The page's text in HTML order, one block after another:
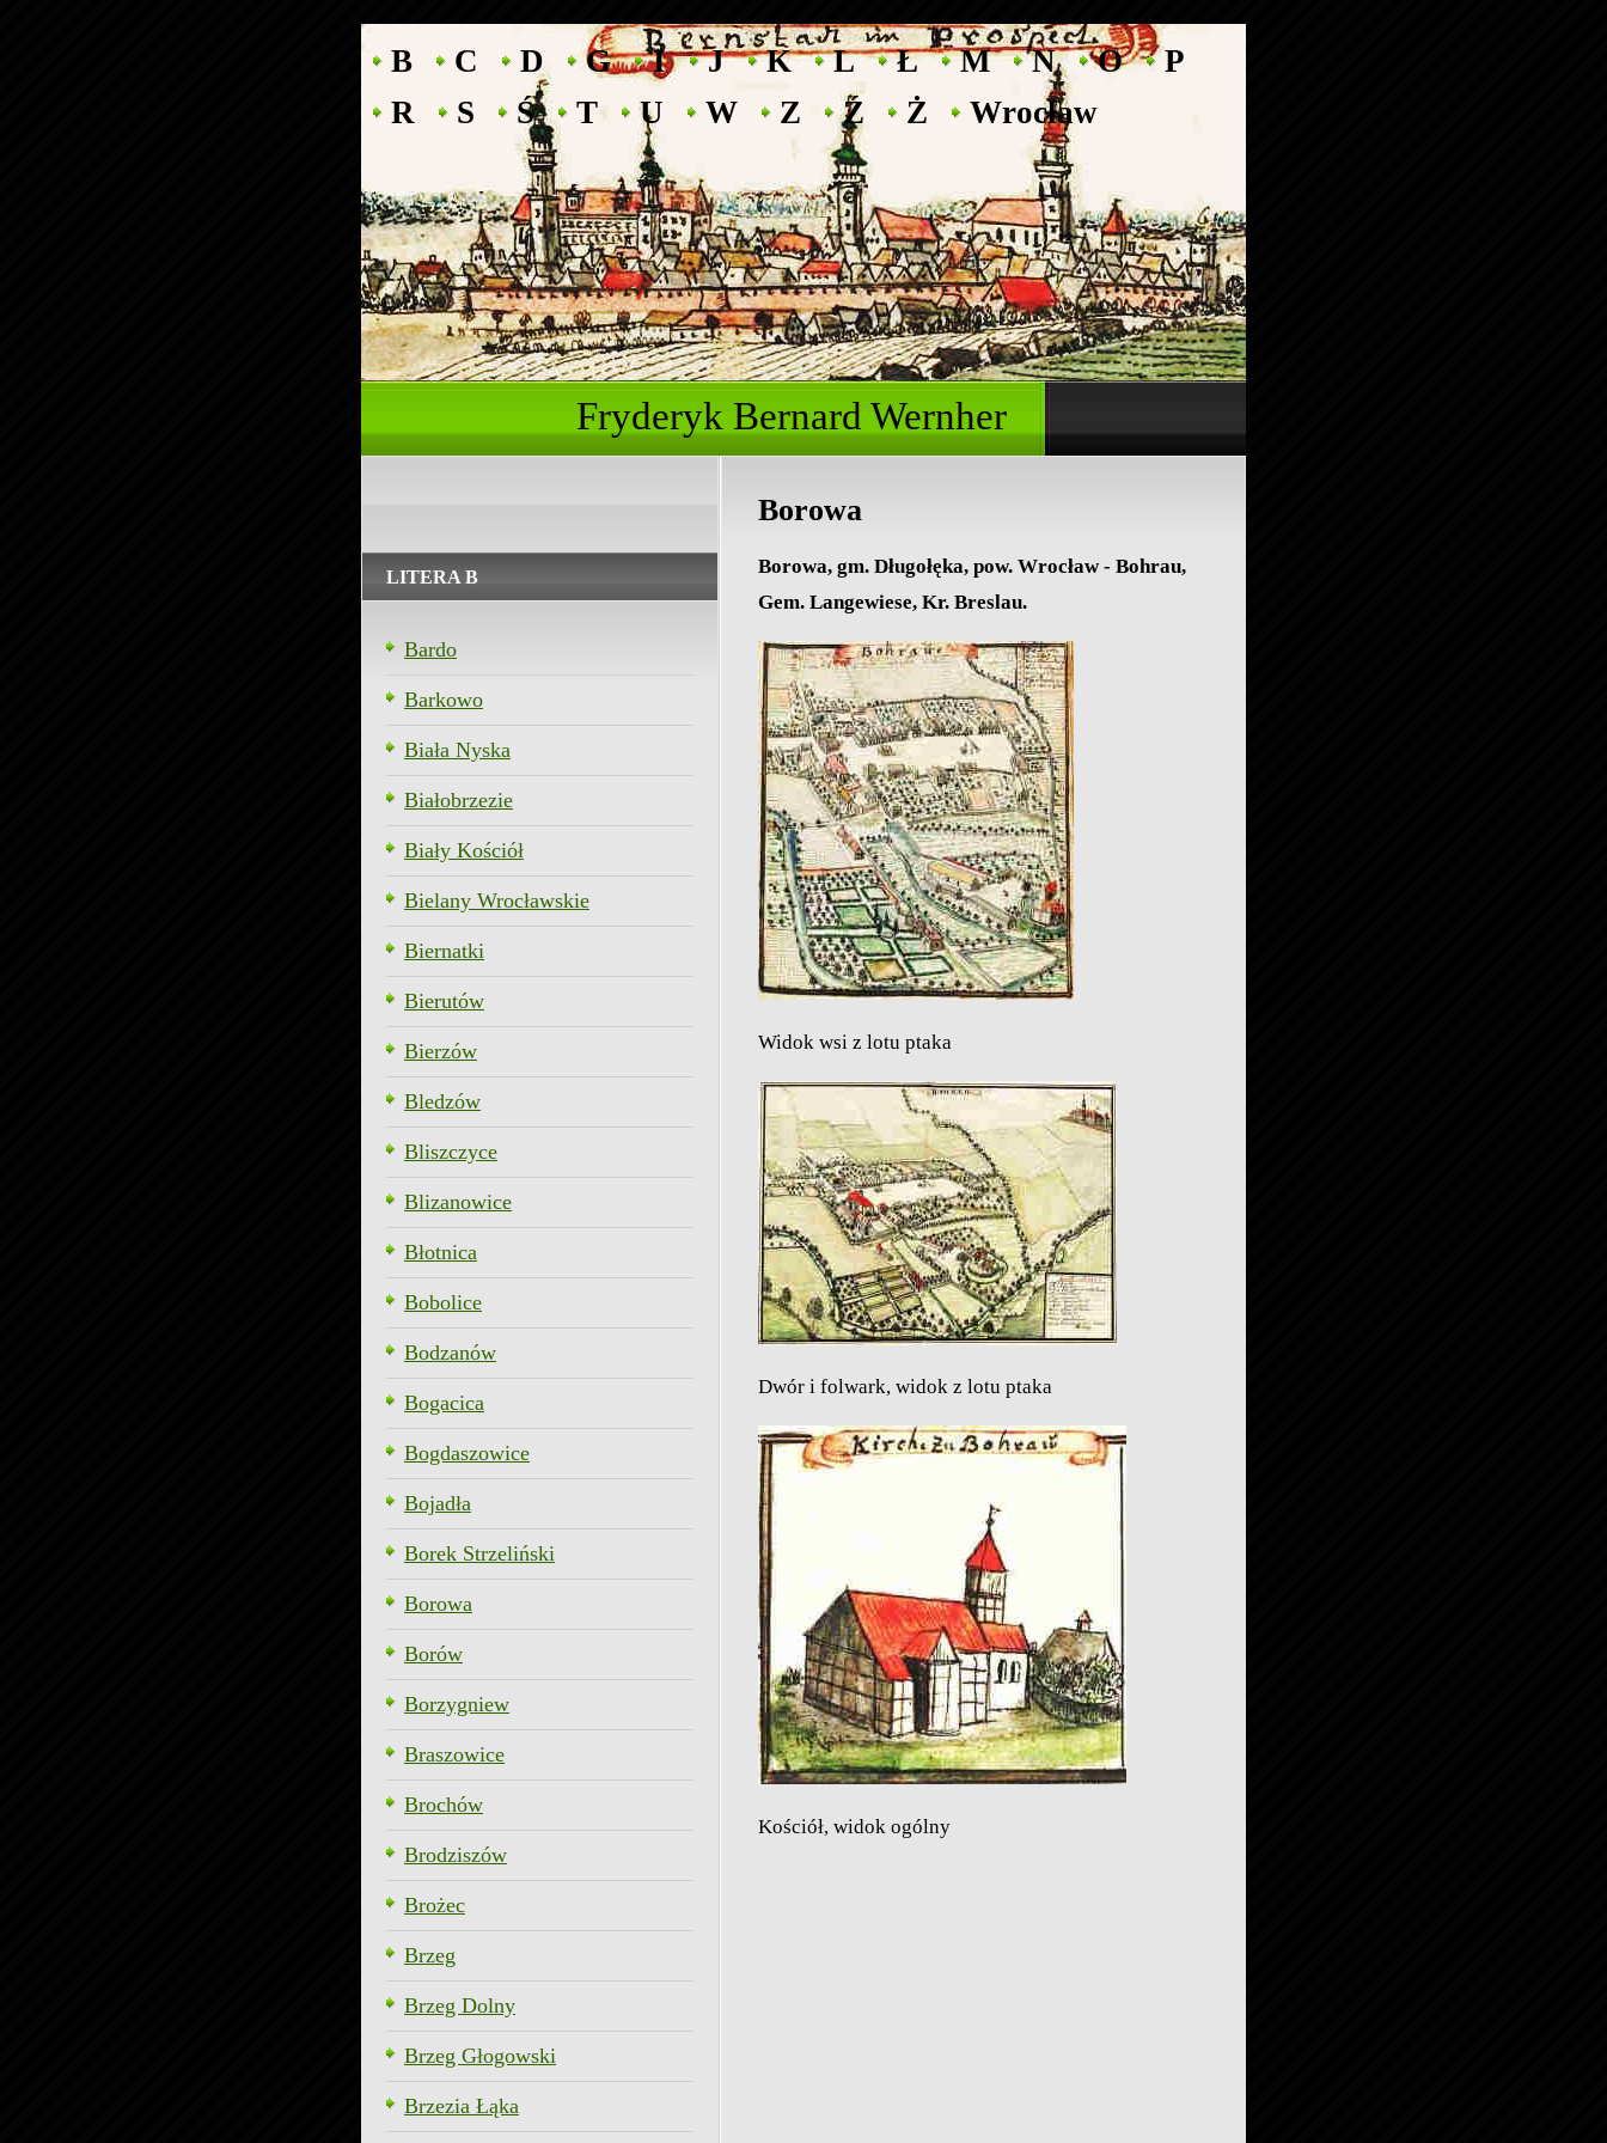
B C D G I J K L Ł M N O
P
R
S Ś T U W Z Ź Ż Wrocław
Fryderyk Bernard Wernher
Borowa
Borowa, gm. Długołęka, pow. Wrocław - Bohrau,
Gem. Langewiese, Kr. Breslau.
Widok wsi z lotu ptaka
Dwór i folwark, widok z lotu ptaka
Kościół, widok ogólny
LITERA B
Bardo
Barkowo
Biała Nyska
Białobrzezie
Biały Kościół
Bielany Wrocławskie
Biernatki
Bierutów
Bierzów
Bledzów
Bliszczyce
Blizanowice
Błotnica
Bobolice
Bodzanów
Bogacica
Bogdaszowice
Bojadła
Borek Strzeliński
Borowa
Borów
Borzygniew
Braszowice
Brochów
Brodziszów
Brożec
Brzeg
Brzeg Dolny
Brzeg Głogowski
Brzezia Łąka